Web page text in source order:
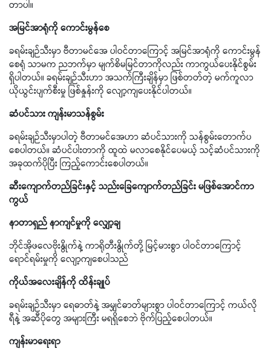
တာပါ။
အမြင်အာရုံကို ကောင်းမွန်စေ
ခရမ်းချဉ်သီးမှာ ဗီတာမင်အေ ပါဝင်တာကြောင့် အမြင်အာရုံကို ကောင်းမွန်
စေရုံ သာမက ညဘက်မှာ မျက်စိမမြင်တာကိုလည်း ကာကွယ်ပေးနိုင်စွမ်း
ရှိပါတယ်။ ခရမ်းချဉ်သီးဟာ အသက်ကြီးချိန်မှာ ဖြစ်တတ်တဲ့ မက်ကူလာ
ယိုယွင်းပျက်စီးမှု ဖြစ်နှုန်းကို လျော့ကျပေးနိုင်ပါတယ်။
ဆံပင်သား ကျန်းမာသန်စွမ်း
ခရမ်းချဉ်သီးမှာပါတဲ့ ဗီတာမင်အေဟာ ဆံပင်သားကို သန်စွမ်းတောက်ပ
စေပါတယ်။ ဆံပင်ပါးတာကို ထူထဲ မလာစေနိုင်ပေမယ့် သင့်ဆံပင်သားကို
အခုထက်ပိုပြီး ကြည့်ကောင်းစေပါတယ်။
ဆီးကျောက်တည်ခြင်းနှင့် သည်းခြေကျောက်တည်ခြင်း မဖြစ်အောင်ကာ
ကွယ်
နာတာရှည် နာကျင်မှုကို လျှော့ချ
ဘိုင်အိုဖလေဗိုးနွိုက်နဲ့ ကာရိုတီးနွိုက်တို့ မြင့်မားစွာ ပါဝင်တာကြောင့်
ရောင်ရမ်းမှုကို လျော့ကျစေပါသည်
ကိုယ်အလေးချိန်ကို ထိန်းချုပ်
ခရမ်းချဉ်သီးမှာ ရေဓာတ်နဲ့ အမျှင်ဓာတ်များစွာ ပါဝင်တာကြောင့် ကယ်လို
ရီနဲ့ အဆီပိုတွေ အများကြီး မရရှိစေဘဲ ဗိုက်ပြည့်စေပါတယ်။
ကျန်းမာရေးရာ